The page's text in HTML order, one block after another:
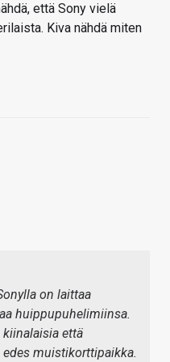
että Sony vielä
Kiva nähdä miten
on laittaa
huippupuhelimiinsa.
kiinalaisia että
muistikorttipaikka.